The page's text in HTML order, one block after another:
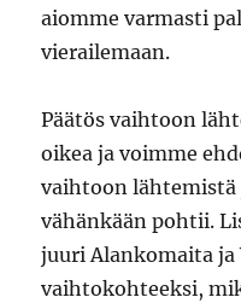
aiomme varmasti
vierailemaan.
Päätös vaihtoon
oikea ja voimme
vaihtoon lähtemistä
vähänkään pohtii.
juuri Alankomaita ja
vaihtokohteeksi,